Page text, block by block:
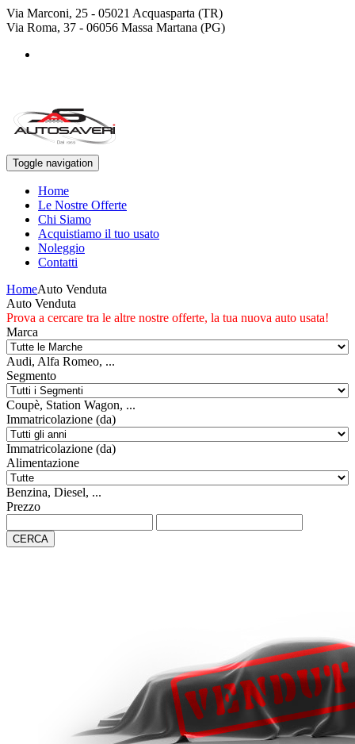
Via Marconi, 25 - 05021 Acquasparta (TR)
Via Roma, 37 - 06056 Massa Martana (PG)
Toggle navigation
Home
Le Nostre Offerte
Chi Siamo
Acquistiamo il tuo usato
Noleggio
Contatti
HomeAuto Venduta
Auto Venduta
Prova a cercare tra le altre nostre offerte, la tua nuova auto usata!
Marca
Audi, Alfa Romeo, ...
Segmento
Coupè, Station Wagon, ...
Immatricolazione (da)
Immatricolazione (da)
Alimentazione
Benzina, Diesel, ...
Prezzo
CERCA